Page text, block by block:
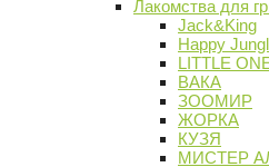
Лакомства для
Jack&King
Happy
LITTLE
ВАКА
ЗООМИР
ЖОРКА
КУЗЯ
МИСТЕР